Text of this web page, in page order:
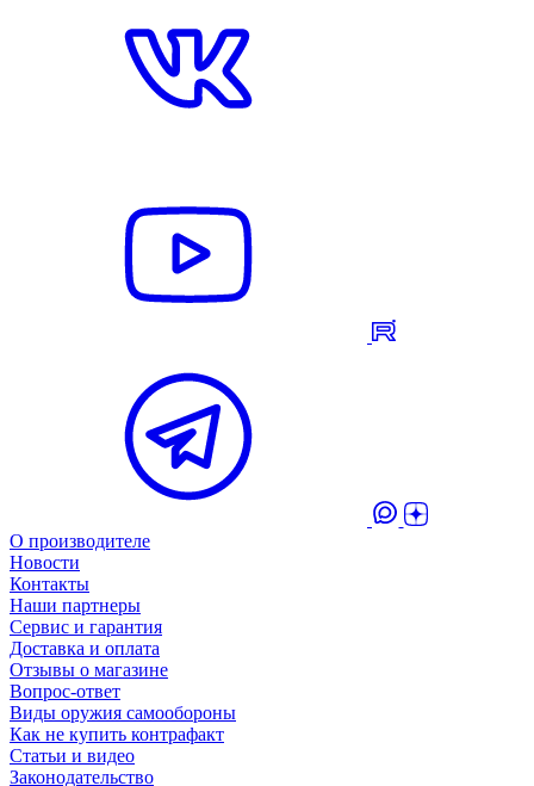
О производителе
Новости
Контакты
Наши партнеры
Сервис и гарантия
Доставка и оплата
Отзывы о магазине
Вопрос-ответ
Виды оружия самообороны
Как не купить контрафакт
Статьи и видео
Законодательство